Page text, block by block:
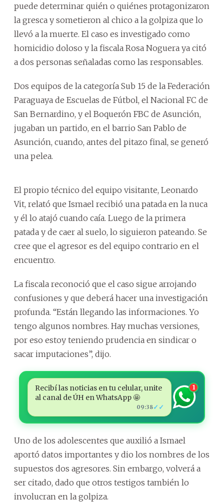
puede determinar quién o quiénes protagonizaron
la gresca y sometieron al chico a la golpiza que lo
llevó a la muerte. El caso es investigado como
homicidio doloso y la fiscala Rosa Noguera ya citó
a dos personas señaladas como las responsables.
Dos equipos de la categoría Sub 15 de la Federación
Paraguaya de Escuelas de Fútbol, el Nacional FC de
San Bernardino, y el Boquerón FBC de Asunción,
jugaban un partido, en el barrio San Pablo de
Asunción, cuando, antes del pitazo final, se generó
una pelea.
El propio técnico del equipo visitante, Leonardo
Vit, relató que Ismael recibió una patada en la nuca
y él lo atajó cuando caía. Luego de la primera
patada y de caer al suelo, lo siguieron pateando. Se
cree que el agresor es del equipo contrario en el
encuentro.
La fiscala reconoció que el caso sigue arrojando
confusiones y que deberá hacer una investigación
profunda. “Están llegando las informaciones. Yo
tengo algunos nombres. Hay muchas versiones,
por eso estoy teniendo prudencia en sindicar o
sacar imputaciones”, dijo.
Recibí las noticias en tu celular, unite
al canal de ÚH en WhatsApp 🤩
09:38✓✓
1
Uno de los adolescentes que auxilió a Ismael
aportó datos importantes y dio los nombres de los
supuestos dos agresores. Sin embargo, volverá a
ser citado, dado que otros testigos también lo
involucran en la golpiza.